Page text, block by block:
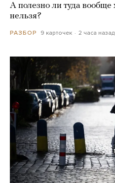
А полезно ли туда вообще
нельзя?
РАЗБОР 9 карточек 2 часа назад